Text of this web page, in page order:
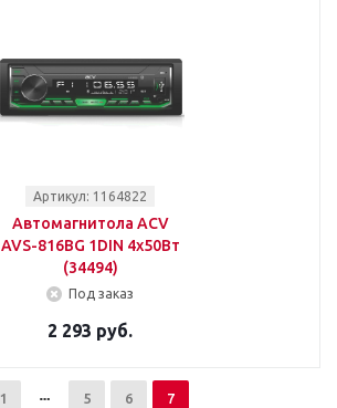
Артикул: 1164822
Автомагнитола ACV
AVS-816BG 1DIN 4x50Вт
(34494)
Под заказ
2 293 руб.
1 5 6 7